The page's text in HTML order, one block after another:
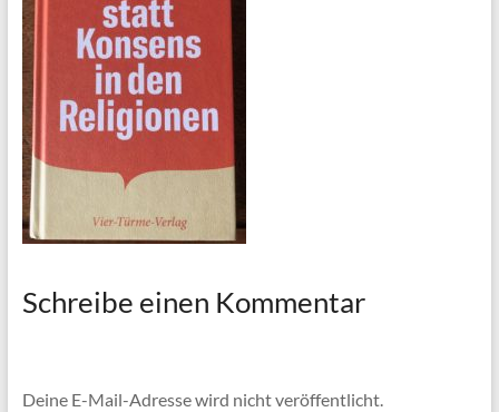
Schreibe einen Kommentar
Deine E-Mail-Adresse wird nicht veröffentlicht.